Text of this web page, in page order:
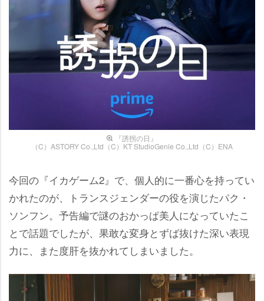
『誘拐の日』
（C）ASTORY Co.,Ltd（C）KT StudioGenie Co.,Ltd（C）ENA
今回の『イカゲーム2』で、個人的に一番心を持ってい
かれたのが、トランスジェンダーの役を演じたパク・
ソンフン。予告編で謎のおかっぱ美人になっていたこ
とで話題でしたが、果敢な変身とずば抜けた深い表現
力に、また度肝を抜かれてしまいました。